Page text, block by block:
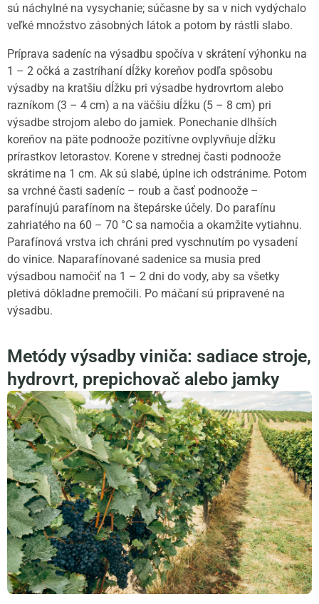
sú náchylné na vysychanie; súčasne by sa v nich vydýchalo
veľké množstvo zásobných látok a potom by rástli slabo.
Príprava sadeníc na výsadbu spočíva v skrátení výhonku na
1 – 2 očká a zastríhaní dĺžky koreňov podľa spôsobu
výsadby na kratšiu dĺžku pri výsadbe hydrovrtom alebo
razníkom (3 – 4 cm) a na väčšiu dĺžku (5 – 8 cm) pri
výsadbe strojom alebo do jamiek. Ponechanie dlhších
koreňov na päte podnoože pozitívne ovplyvňuje dĺžku
prírastkov letorastov. Korene v strednej časti podnoože
skrátime na 1 cm. Ak sú slabé, úplne ich odstránime. Potom
sa vrchné časti sadeníc – roub a časť podnoože –
parafínujú parafínom na štepárske účely. Do parafínu
zahriatého na 60 – 70 °C sa namočia a okamžite vytiahnu.
Parafínová vrstva ich chráni pred vyschnutím po vysadení
do vinice. Naparafínované sadenice sa musia pred
výsadbou namočiť na 1 – 2 dni do vody, aby sa všetky
pletivá dôkladne premočili. Po máčaní sú pripravené na
výsadbu.
Metódy výsadby viniča: sadiace stroje,
hydrovrt, prepichovač alebo jamky